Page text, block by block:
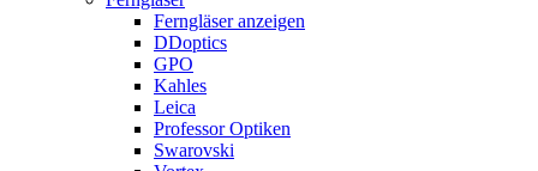
Ferngläser anzeigen
DDoptics
GPO
Kahles
Leica
Professor Optiken
Swarovski